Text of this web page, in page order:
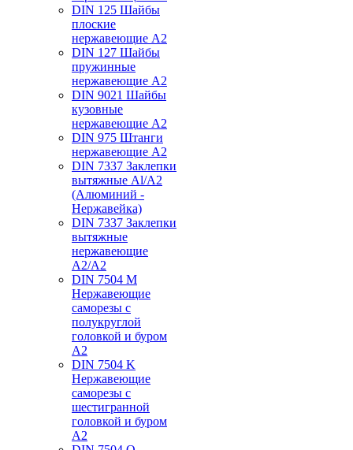
DIN 125 Шайбы
плоские
нержавеющие А2
DIN 127 Шайбы
пружинные
нержавеющие А2
DIN 9021 Шайбы
кузовные
нержавеющие А2
DIN 975 Штанги
нержавеющие А2
DIN 7337 Заклепки
вытяжные Al/A2
(Алюминий -
Нержавейка)
DIN 7337 Заклепки
вытяжные
нержавеющие
A2/A2
DIN 7504 M
Нержавеющие
саморезы с
полукруглой
головкой и буром
А2
DIN 7504 K
Нержавеющие
саморезы с
шестигранной
головкой и буром
А2